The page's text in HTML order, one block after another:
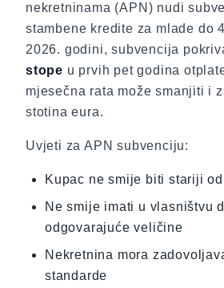
nekretninama (APN) nudi
stambene kredite za mlade do
2026. godini, subvencija
stope u prvih pet godina
mjesečna rata može smanjiti i
stotina eura.
Uvjeti za APN subvenciju:
Kupac ne smije biti stariji
Ne smije imati u vlasništvu
odgovarajuće veličine
Nekretnina mora
standarde